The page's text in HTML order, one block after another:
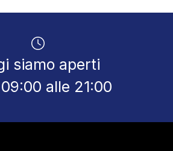
siamo aperti
alle 21:00